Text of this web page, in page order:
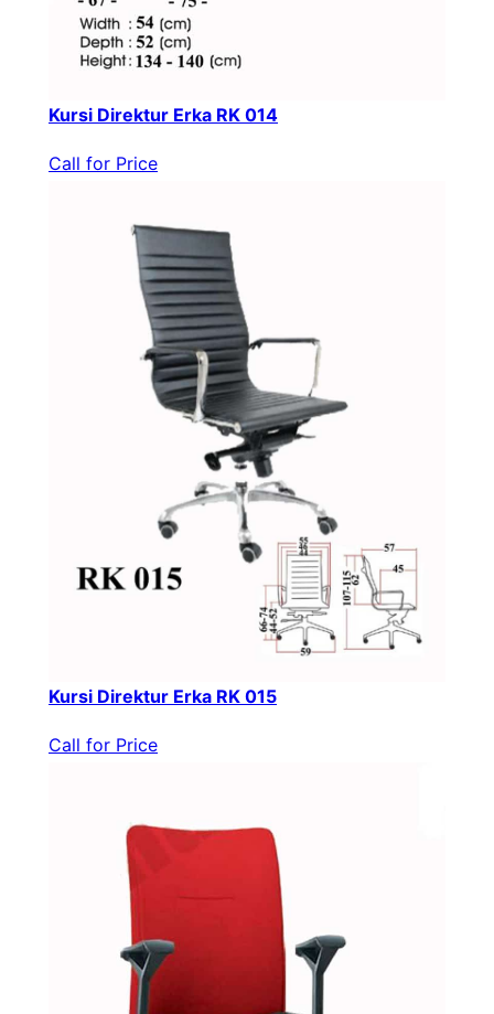
Kursi Direktur Erka RK 014
Call for Price
Kursi Direktur Erka RK 015
Call for Price